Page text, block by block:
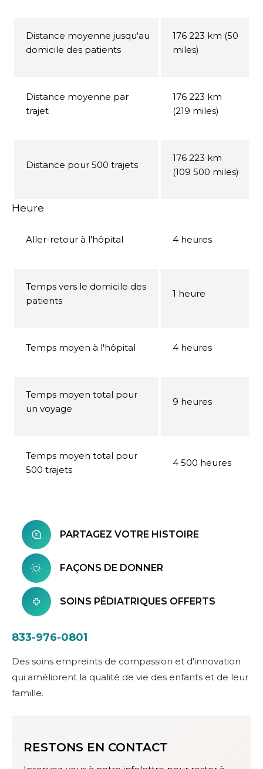
Distance moyenne jusqu'au
domicile des patients
176 223 km (50
miles)
Distance moyenne par
trajet
176 223 km
(219 miles)
Distance pour 500 trajets
176 223 km
(109 500 miles)
Heure
Aller-retour à l'hôpital 4 heures
Temps vers le domicile des
patients
1 heure
Temps moyen à l'hôpital 4 heures
Temps moyen total pour
un voyage
9 heures
Temps moyen total pour
500 trajets
4 500 heures
PARTAGEZ VOTRE HISTOIRE
FAÇONS DE DONNER
SOINS PÉDIATRIQUES OFFERTS
833-976-0801
Des soins empreints de compassion et d'innovation
qui améliorent la qualité de vie des enfants et de leur
famille.
RESTONS EN CONTACT